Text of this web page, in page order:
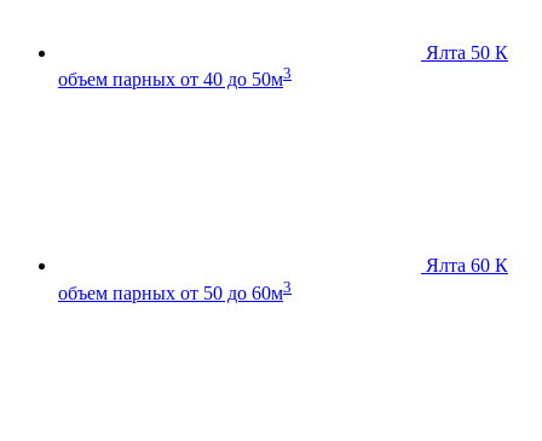
Ялта 50 К
объем парных от 40 до 50м3
Ялта 60 К
объем парных от 50 до 60м3